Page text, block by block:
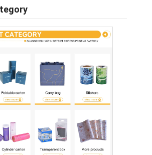
는 안면 마스크
키지